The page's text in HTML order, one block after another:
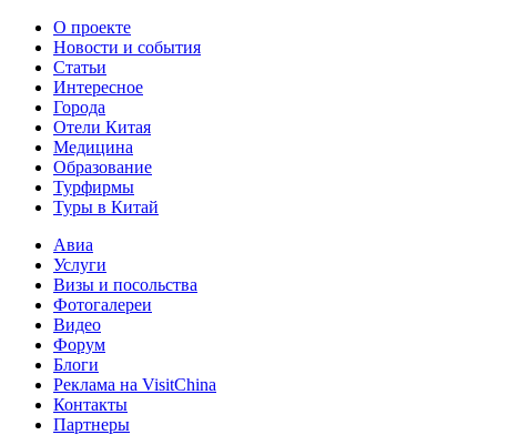
О проекте
Новости и события
Статьи
Интересное
Города
Отели Китая
Медицина
Образование
Турфирмы
Туры в Китай
Авиа
Услуги
Визы и посольства
Фотогалереи
Видео
Форум
Блоги
Реклама на VisitChina
Контакты
Партнеры